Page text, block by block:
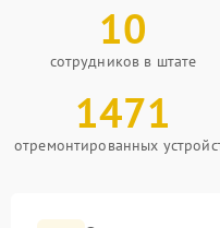
10
сотрудников в штате
1471
отремонтированных